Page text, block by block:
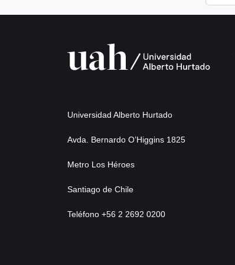
Universidad Alberto Hurtado
Avda. Bernardo O’Higgins 1825
Metro Los Héroes
Santiago de Chile
Teléfono +56 2 2692 0200